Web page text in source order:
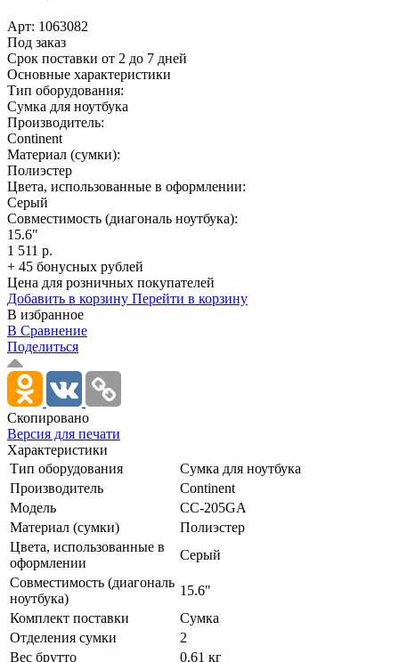
Арт: 1063082
Под заказ
Срок поставки от 2 до 7 дней
Основные характеристики
Тип оборудования:
Сумка для ноутбука
Производитель:
Continent
Материал (сумки):
Полиэстер
Цвета, использованные в оформлении:
Серый
Совместимость (диагональ ноутбука):
15.6"
1 511 р.
+ 45 бонусных рублей
Цена для розничных покупателей
Добавить в корзину Перейти в корзину
В избранное
В Сравнение
Поделиться
Скопировано
Версия для печати
Характеристики
Тип оборудования
Сумка для ноутбука
Производитель
Continent
Модель
CC-205GA
Материал (сумки)
Полиэстер
Цвета, использованные в
оформлении
Серый
Совместимость (диагональ
ноутбука)
15.6"
Комплект поставки
Сумка
Отделения сумки
2
Вес брутто
0.61 кг